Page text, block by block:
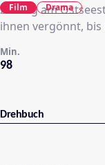
zufällig am
ihnen vergönnt,
98
Min.
Film Drama
Drehbuch